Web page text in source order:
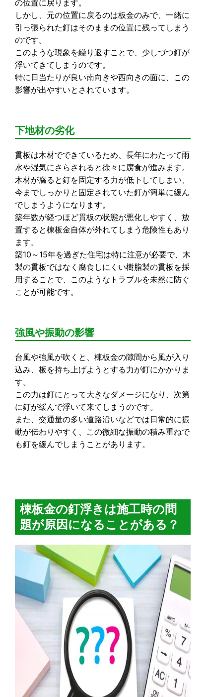
の位置に戻ります。
しかし、元の位置に戻るのは板金のみで、一緒に
引っ張られた釘はそのままの位置に残ってしまう
のです。
このような現象を繰り返すことで、少しづつ釘が
浮いてきてしまうのです。
特に日当たりが良い南向きや西向きの面に、この
影響が出やすいとされています。
下地材の劣化
貫板は木材でできているため、長年にわたって雨
水や湿気にさらされると徐々に腐食が進みます。
木材が腐ると釘を固定する力が低下してしまい、
今までしっかりと固定されていた釘が簡単に緩ん
でしまうようになります。
築年数が経つほど貫板の状態が悪化しやすく、放
置すると棟板金自体が外れてしまう危険性もあり
ます。
築10～15年を過ぎた住宅は特に注意が必要で、木
製の貫板ではなく腐食しにくい樹脂製の貫板を採
用することで、このようなトラブルを未然に防ぐ
ことが可能です。
強風や振動の影響
台風や強風が吹くと、棟板金の隙間から風が入り
込み、板を持ち上げようとする力が釘にかかりま
す。
この力は釘にとって大きなダメージになり、次第
に釘が緩んで浮いて来てしまうのです。
また、交通量の多い道路沿いなどでは日常的に振
動が伝わりやすく、この微細な振動の積み重ねで
も釘を緩んでしまうことがあります。
棟板金の釘浮きは施工時の問
題が原因になることがある？